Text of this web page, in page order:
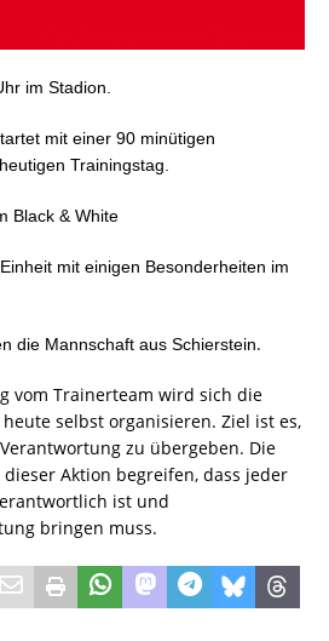
im Stadion.
mit einer 90 minütigen
Trainingstag.
Black & White
mit einigen Besonderheiten im
die Mannschaft aus Schierstein.
vom Trainerteam wird sich die
selbst organisieren. Ziel ist es,
zu übergeben. Die
Aktion begreifen, dass jeder
ist und
bringen muss.